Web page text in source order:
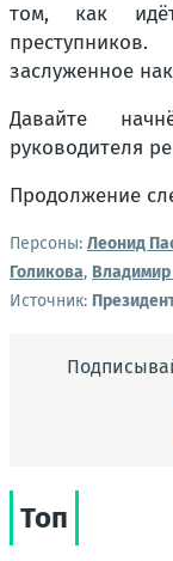
том, как
заслуженное
Давайте
руководителя
Продолжение
Персоны: Леонид
Голикова,
Источник:
Топ